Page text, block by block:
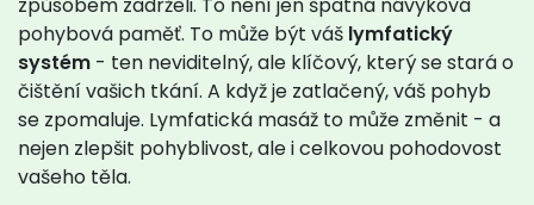
způsobem zadrželi. To není jen špatná návyková
pohybová paměť. To může být váš lymfatický
systém - ten neviditelný, ale klíčový, který se stará o
čištění vašich tkání. A když je zatlačený, váš pohyb
se zpomaluje. Lymfatická masáž to může změnit - a
nejen zlepšit pohyblivost, ale i celkovou pohodovost
vašeho těla.